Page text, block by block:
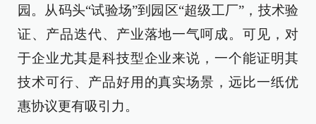
园。从码头“试验场”到园区“超级工厂”，技术验
证、产品迭代、产业落地一气呵成。可见，对
于企业尤其是科技型企业来说，一个能证明其
技术可行、产品好用的真实场景，远比一纸优
惠协议更有吸引力。